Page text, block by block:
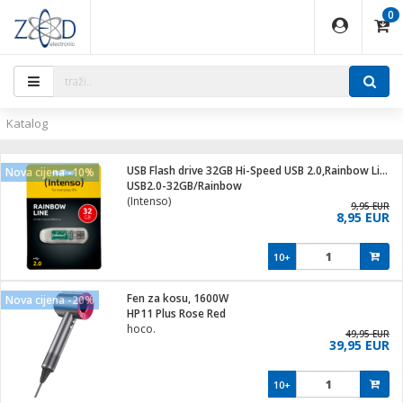
0
...
pribor
i pribor
/ G4
svjetla
grla
- Analogija
- IP
IP kamere
IP
brave
Katalog
Nova cijena -10%
USB Flash drive 32GB Hi-Speed USB 2.0,Rainbow Line,TRANSP.
USB2.0-32GB/Rainbow
(Intenso)
9,95 EUR
8,95 EUR
10+
Nova cijena -20%
Fen za kosu, 1600W
HP11 Plus Rose Red
hoco.
49,95 EUR
39,95 EUR
10+